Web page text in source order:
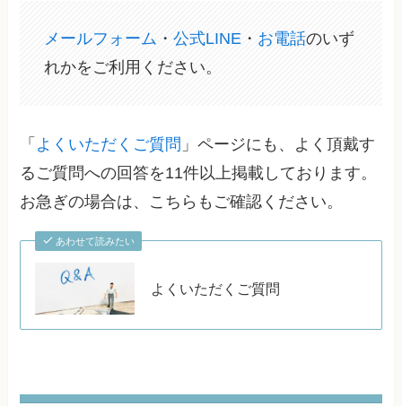
メールフォーム ・公式LINE ・ お電話のいず
れかをご利用ください。
「 よくいただくご質問 」ページにも、よく頂戴す
るご質問への回答を11件以上掲載しております。
お急ぎの場合は、こちらもご確認ください。
あわせて読みたい
よくいただくご質問